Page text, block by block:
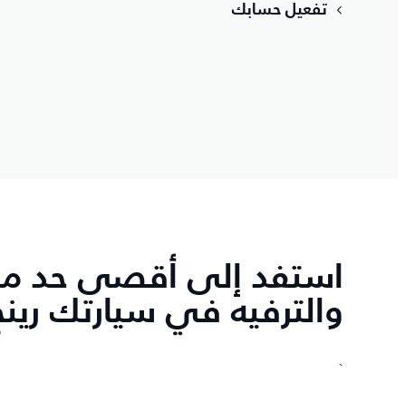
تفعيل حسابك
استفد إلى أقصى حد
والترفيه في سيارتك
`